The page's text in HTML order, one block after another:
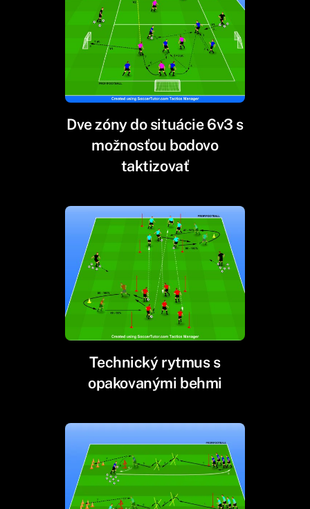
Dve zóny do situácie 6v3 s
možnosťou bodovo
taktizovať
Technický rytmus s
opakovanými behmi